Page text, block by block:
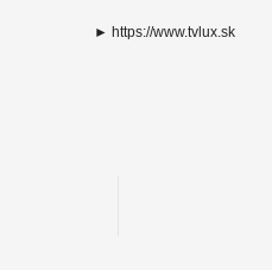
► https://www.tvlux.sk